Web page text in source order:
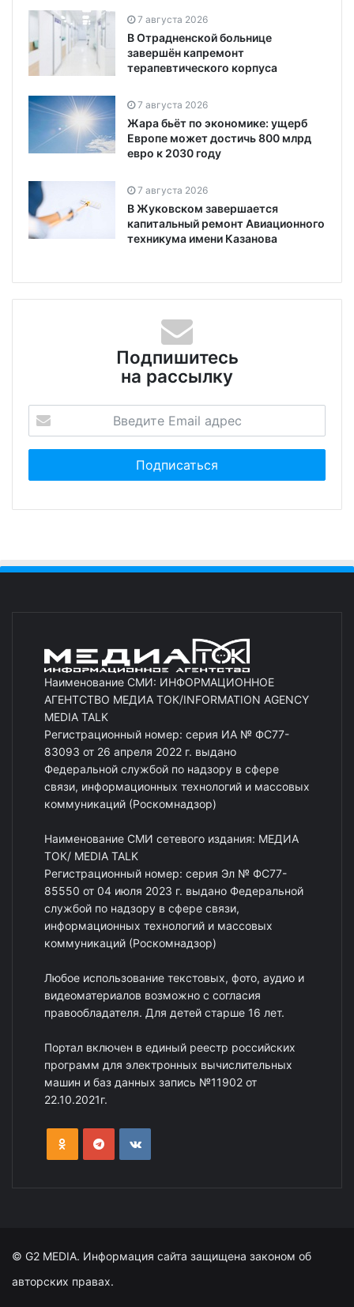
7 августа 2026
В Отрадненской больнице
завершён капремонт
терапевтического корпуса
7 августа 2026
Жара бьёт по экономике: ущерб
Европе может достичь 800 млрд
евро к 2030 году
7 августа 2026
В Жуковском завершается
капитальный ремонт Авиационного
техникума имени Казанова
Подпишитесь
на рассылку
Наименование СМИ: ИНФОРМАЦИОННОЕ
АГЕНТСТВО МЕДИА ТОК/INFORMATION AGENCY
MEDIA TALK
Регистрационный номер: серия ИА № ФС77-
83093 от 26 апреля 2022 г. выдано
Федеральной службой по надзору в сфере
связи, информационных технологий и массовых
коммуникаций (Роскомнадзор)
Наименование СМИ сетевого издания: МЕДИА
ТОК/ MEDIA TALK
Регистрационный номер: серия Эл № ФС77-
85550 от 04 июля 2023 г. выдано Федеральной
службой по надзору в сфере связи,
информационных технологий и массовых
коммуникаций (Роскомнадзор)
Любое использование текстовых, фото, аудио и
видеоматериалов возможно с согласия
правообладателя. Для детей старше 16 лет.
Портал включен в единый реестр российских
программ для электронных вычислительных
машин и баз данных запись №11902 от
22.10.2021г.
© G2 MEDIA. Информация сайта защищена законом об
авторских правах.